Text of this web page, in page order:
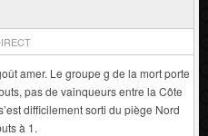
amer. Le groupe g de la mort porte
pas de vainqueurs entre la Côte
difficilement sorti du piège Nord
à 1.